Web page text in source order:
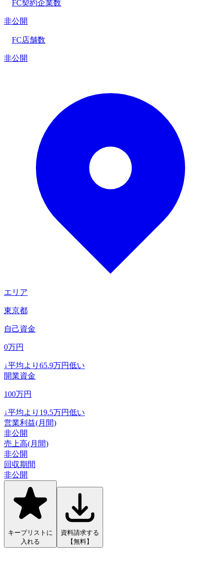
FC契約企業数
非公開
FC店舗数
非公開
エリア
東京都
自己資金
0万円
↓平均より 65.9万円低い
開業資金
100万円
↓平均より 19.5万円低い
営業利益(月間)
非公開
売上高(月間)
非公開
回収期間
非公開
キープリストに
入れる
資料請求する
【無料】